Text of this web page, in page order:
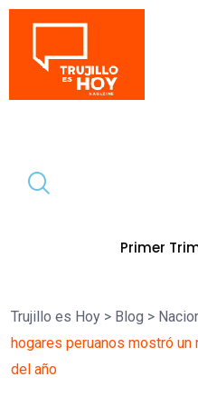
Trimestre Del 2026 6 de
Trujillo es Hoy > Blog >
hogares peruanos mostró
del año